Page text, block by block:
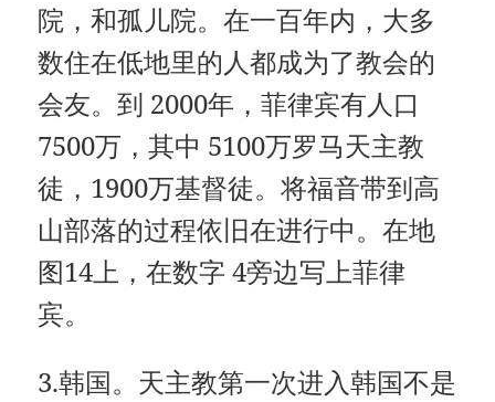
院，和孤儿院。在一百年内，大多
数住在低地里的人都成为了教会的
会友。到 2000年，菲律宾有人口
7500万，其中 5100万罗马天主教
徒，1900万基督徒。将福音带到高
山部落的过程依旧在进行中。在地
图14上，在数字 4旁边写上菲律
宾。
3.韩国。天主教第一次进入韩国不是